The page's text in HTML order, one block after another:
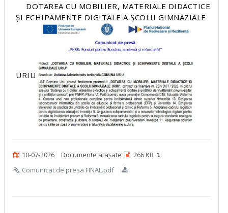
DOTAREA CU MOBILIER, MATERIALE DIDACTICE
ȘI ECHIPAMENTE DIGITALE A ȘCOLII GIMNAZIALE
URIU
10-07-2026 Documente atașate
266 KB ↴
Comunicat de presa FINAL.pdf